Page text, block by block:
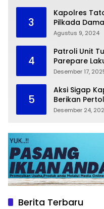
3
Kapolres
Pilkada
Agustus 9, 2024
4
Patroli Unit
Parepare
Larangan
Desember 17,
5
Aksi Sigap
Berikan
Desember 24,
Berita Terbaru